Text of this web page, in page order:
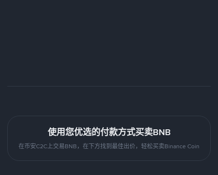
使用您优选的付款方式买卖BNB
在币安C2C上交易BNB，在下方找到最佳出价，轻松买卖Binance Coin